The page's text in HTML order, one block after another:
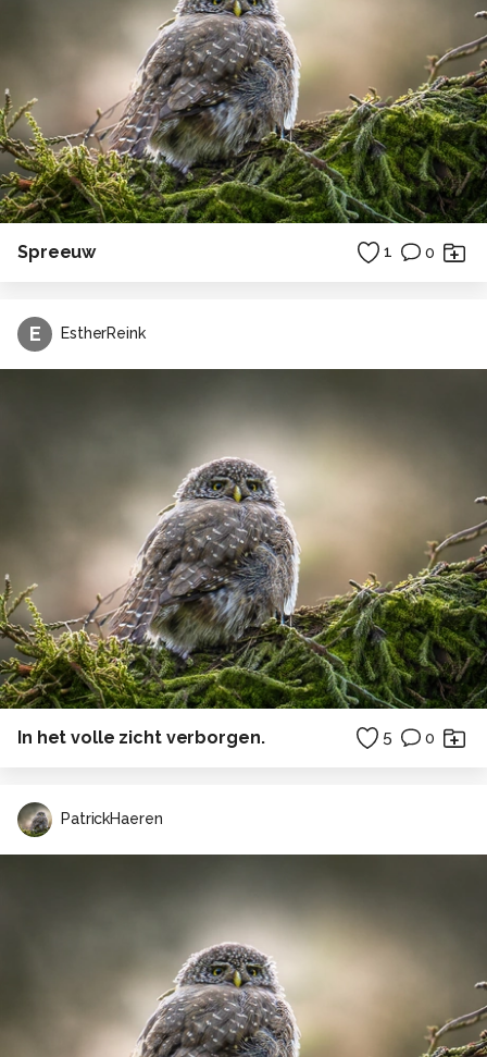
Spreeuw 1 0
E EstherReink
In het volle zicht verborgen. 5 0
PatrickHaeren